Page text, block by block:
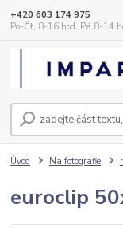
+420 603 174 975
Po-Čt, 8-16 hod. Pá 8-14
Úvod Na fotografie
euroclip